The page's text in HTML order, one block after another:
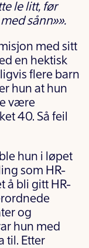
le litt, før
sånn»».
med sitt
en hektisk
flere barn
hun at hun
være
40. Så feil
hun i løpet
som HR-
å bli gitt HR-
og
hun med
til. Etter